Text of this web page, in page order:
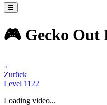
☰
🎮 Gecko Out
←
Zurück
Level 1122
Loading video...